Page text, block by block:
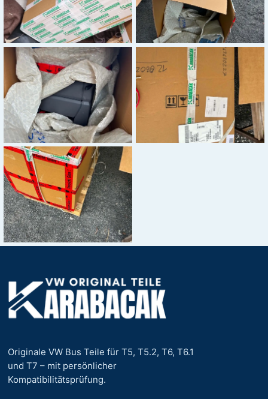
Originale VW Bus Teile für T5, T5.2, T6, T6.1
und T7 – mit persönlicher
Kompatibilitätsprüfung.